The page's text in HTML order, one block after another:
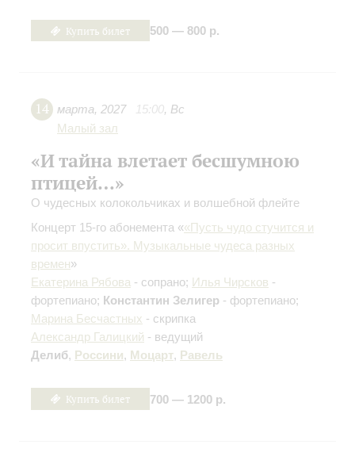
Купить билет 500 — 800 р.
14 марта, 2027 15:00, Вс
Малый зал
«И тайна влетает бесшумною
птицей…»
О чудесных колокольчиках и волшебной флейте
Концерт 15-го абонемента ««Пусть чудо стучится и
просит впустить». Музыкальные чудеса разных
времен»
Екатерина Рябова - сопрано; Илья Чирсков -
фортепиано; Константин Зелигер - фортепиано;
Марина Бесчастных - скрипка
Александр Галицкий - ведущий
Делиб, Россини, Моцарт, Равель
Купить билет 700 — 1200 р.